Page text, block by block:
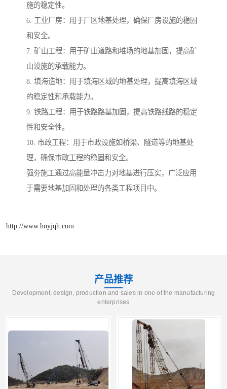
施的稳定性。
6. 工业厂房：用于厂区地基处理，确保厂房设施的稳固
和安全。
7. 矿山工程：用于矿山道路和堆场的地基加固，提高矿
山设施的承载能力。
8. 填海造地：用于填海区域的地基处理，提高填海区域
的稳定性和承载能力。
9. 铁路工程：用于铁路路基加固，提高铁路线路的稳定
性和安全性。
10. 市政工程：用于市政设施如桥梁、隧道等的地基处
理，确保市政工程的稳固和安全。
强夯施工通过高能量冲击力对地基进行压实，广泛应用
于需要地基加固和处理的各类工程项目中。
http://www.hnyjqh.com
产品推荐
Development, design, production and sales in one of the manufacturing
enterprises